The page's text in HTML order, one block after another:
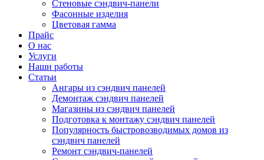
Стеновые сэндвич-панели
Фасонные изделия
Цветовая гамма
Прайс
О нас
Услуги
Наши работы
Статьи
Ангары из сэндвич панелей
Демонтаж сэндвич панелей
Магазины из сэндвич панелей
Подготовка к монтажу сэндвич панелей
Популярность быстровозводимых домов из
сэндвич панелей
Ремонт сэндвич-панелей